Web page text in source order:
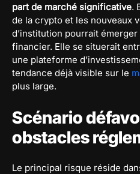
part de marché significative.
de la crypto et les nouveaux
d’institution pourrait émerger
financier. Elle se situerait
une plateforme
tendance déjà visible sur le
plus large.
Scénario
obstacles
Le principal risque réside